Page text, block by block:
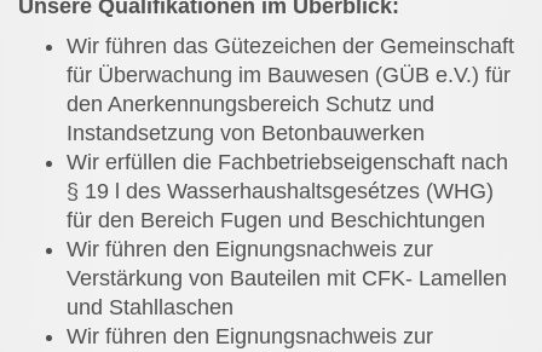
Unsere Qualifikationen im Überblick:
Wir führen das Gütezeichen der Gemeinschaft
für Überwachung im Bauwesen (GÜB e.V.) für
den Anerkennungsbereich Schutz und
Instandsetzung von Betonbauwerken
Wir erfüllen die Fachbetriebseigenschaft nach
§ 19 l des Wasserhaushaltsgesétzes (WHG)
für den Bereich Fugen und Beschichtungen
Wir führen den Eignungsnachweis zur
Verstärkung von Bauteilen mit CFK- Lamellen
und Stahllaschen
Wir führen den Eignungsnachweis zur